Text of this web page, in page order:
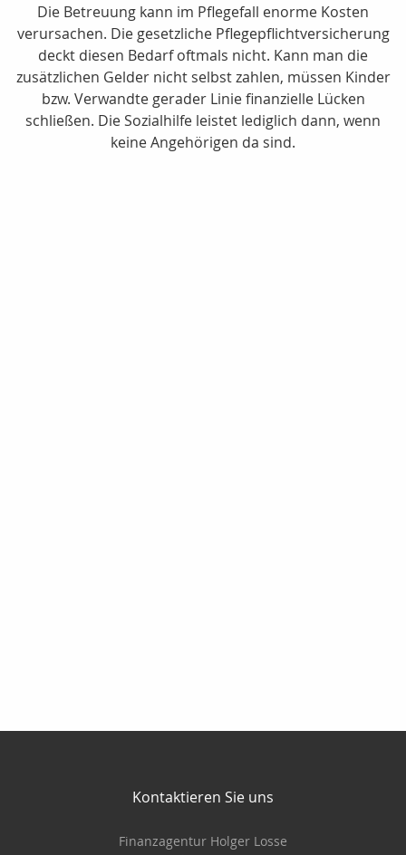
Die Betreuung kann im Pflegefall enorme Kosten
verursachen. Die gesetzliche Pflegepflichtversicherung
deckt diesen Bedarf oftmals nicht. Kann man die
zusätzlichen Gelder nicht selbst zahlen, müssen Kinder
bzw. Verwandte gerader Linie finanzielle Lücken
schließen. Die Sozialhilfe leistet lediglich dann, wenn
keine Angehörigen da sind.
Kontaktieren Sie uns
Finanzagentur Holger Losse